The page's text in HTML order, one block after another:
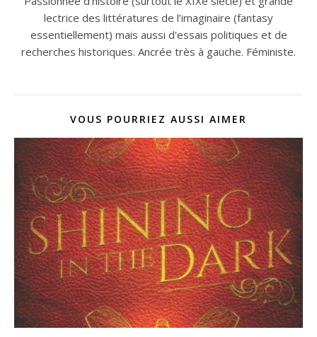
lectrice des littératures de l’imaginaire (fantasy
essentiellement) mais aussi d'essais politiques et de
recherches historiques. Ancrée très à gauche. Féministe.
VOUS POURRIEZ AUSSI AIMER